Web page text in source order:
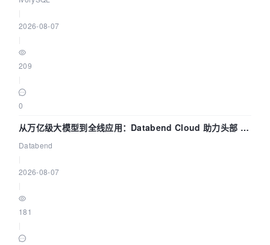
2026-08-07
209
0
从万亿级大模型到全线应用：Databend Cloud 助力头部 AI
企业构建全链路 Trace 数据管道
Databend
2026-08-07
181